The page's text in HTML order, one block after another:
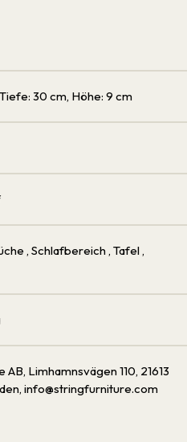
30 cm, Höhe: 9 cm
, Schlafbereich , Tafel ,
Limhamnsvägen 110, 21613
info@stringfurniture.com